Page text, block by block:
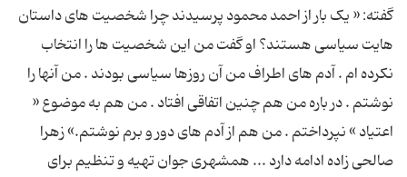
گفته: « یک بار از احمد محمود پرسیدند چرا شخصیت های داستان
هایت سیاسی هستند؟ او گفت من این شخصیت ها را انتخاب
نکرده ام . آدم های اطراف من آن روزها سیاسی بودند . من آنها را
نوشتم . در باره من هم چنین اتفاقی افتاد . من هم به موضوع «
اعتیاد » نپرداختم . من هم از آدم های دور و برم نوشتم.» زهرا
صالحی زاده ادامه دارد ... همشهری جوان تهیه و تنظیم برای